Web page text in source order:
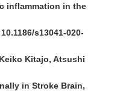
inflammation in the
s13041-020-
Kitajo, Atsushi
in Stroke Brain,